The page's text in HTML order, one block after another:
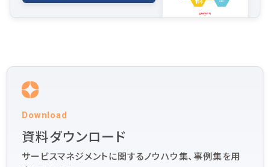
Download
資料ダウンロード
サービスマネジメントに関するノウハウ集、事例集を用